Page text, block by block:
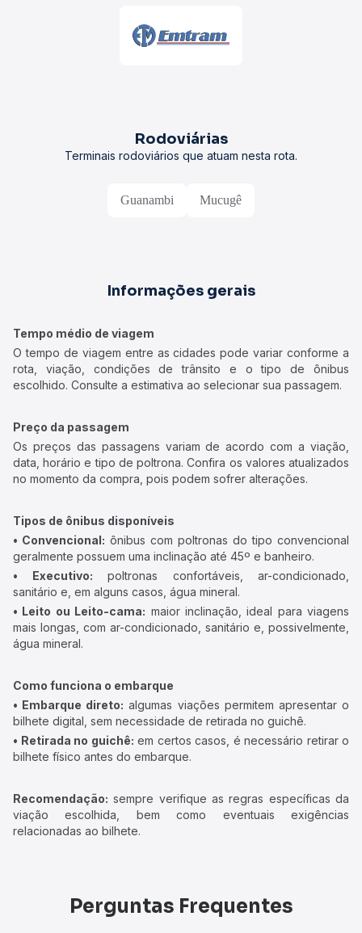
Rodoviárias
Terminais rodoviários que atuam nesta rota.
Guanambi Mucugê
Informações gerais
Tempo médio de viagem
O tempo de viagem entre as cidades pode variar conforme a
rota, viação, condições de trânsito e o tipo de ônibus
escolhido. Consulte a estimativa ao selecionar sua passagem.
Preço da passagem
Os preços das passagens variam de acordo com a viação,
data, horário e tipo de poltrona. Confira os valores atualizados
no momento da compra, pois podem sofrer alterações.
Tipos de ônibus disponíveis
• Convencional: ônibus com poltronas do tipo convencional
geralmente possuem uma inclinação até 45º e banheiro.
• Executivo: poltronas confortáveis, ar-condicionado,
sanitário e, em alguns casos, água mineral.
• Leito ou Leito-cama: maior inclinação, ideal para viagens
mais longas, com ar-condicionado, sanitário e, possivelmente,
água mineral.
Como funciona o embarque
• Embarque direto: algumas viações permitem apresentar o
bilhete digital, sem necessidade de retirada no guichê.
• Retirada no guichê: em certos casos, é necessário retirar o
bilhete físico antes do embarque.
Recomendação: sempre verifique as regras específicas da
viação escolhida, bem como eventuais exigências
relacionadas ao bilhete.
Perguntas Frequentes